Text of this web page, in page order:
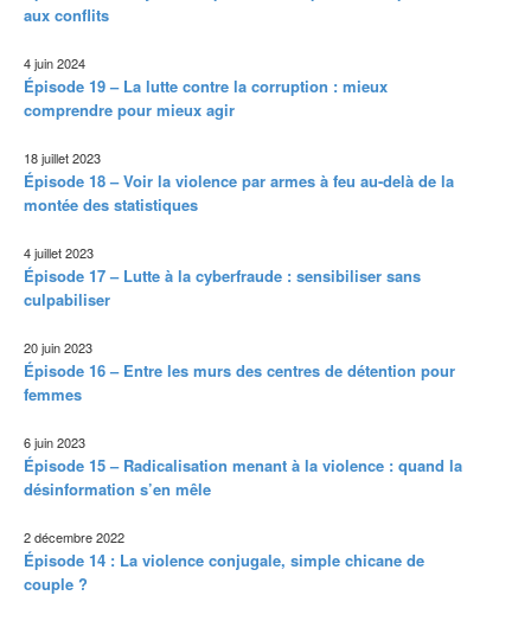
aux conflits
4 juin 2024
Épisode 19 – La lutte contre la corruption : mieux
comprendre pour mieux agir
18 juillet 2023
Épisode 18 – Voir la violence par armes à feu au-delà de la
montée des statistiques
4 juillet 2023
Épisode 17 – Lutte à la cyberfraude : sensibiliser sans
culpabiliser
20 juin 2023
Épisode 16 – Entre les murs des centres de détention pour
femmes
6 juin 2023
Épisode 15 – Radicalisation menant à la violence : quand la
désinformation s’en mêle
2 décembre 2022
Épisode 14 : La violence conjugale, simple chicane de
couple ?